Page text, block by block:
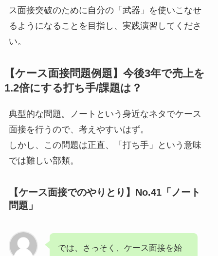
ス面接突破のために自分の「武器」を使いこなせ
るようになることを目指し、実践演習してくださ
い。
【ケース面接問題例題】今後3年で売上を
1.2倍にする打ち手/課題は？
典型的な問題。ノートという身近なネタでケース
面接を行うので、考えやすいはず。
しかし、この問題は正直、「打ち手」という意味
では難しい部類。
【ケース面接でのやりとり】No.41「ノート
問題」
では、さっそく、ケース面接を始